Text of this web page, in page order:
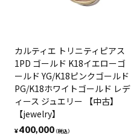
カルティエ トリニティピアス
1PD ゴールド K18イエローゴ
ールド YG/K18ピンクゴールド
PG/K18ホワイトゴールド レデ
ィース ジュエリー 【中古】
【jewelry】
¥400,000（税込）